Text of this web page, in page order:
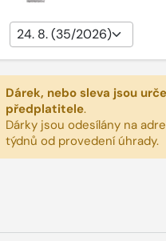
Dárek, nebo sleva jsou
předplatitele.
Dárky jsou odesílány na
týdnů od provedení úhrady.